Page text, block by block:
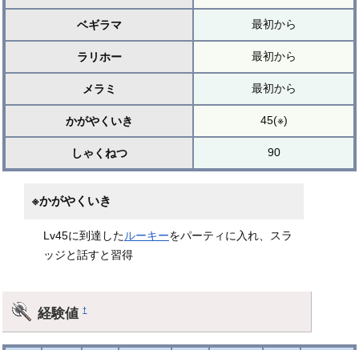
ベギラマ 最初から
ラリホー 最初から
メラミ 最初から
かがやくいき 45(※)
しゃくねつ 90
※かがやくいき
Lv45に到達したルーキーをパーティに入れ、スラ
ッジと話すと習得
経験値†